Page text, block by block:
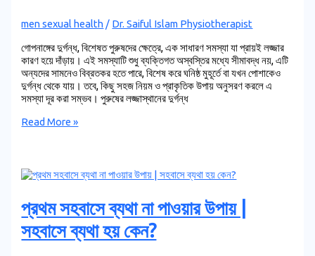
men sexual health/ Dr. Saiful Islam Physiotherapist
গোপনাঙ্গের দুর্গন্ধ, বিশেষত পুরুষদের ক্ষেত্রে, এক সাধারণ সমস্যা যা প্রায়ই লজ্জার
কারণ হয়ে দাঁড়ায়। এই সমস্যাটি শুধু ব্যক্তিগত অস্বস্তির মধ্যে সীমাবদ্ধ নয়, এটি
অন্যদের সামনেও বিব্রতকর হতে পারে, বিশেষ করে ঘনিষ্ঠ মুহূর্তে বা যখন পোশাকেও
দুর্গন্ধ থেকে যায়। তবে, কিছু সহজ নিয়ম ও প্রাকৃতিক উপায় অনুসরণ করলে এ
সমস্যা দূর করা সম্ভব। পুরুষের লজ্জাস্থানের দুর্গন্ধ
Read More »
প্রথম সহবাসে ব্যথা না পাওয়ার উপায় |
সহবাসে ব্যথা হয় কেন?